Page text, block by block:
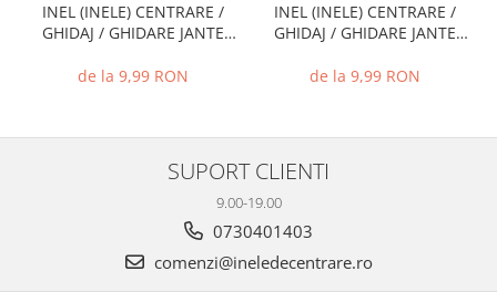
INEL (INELE) CENTRARE /
GHIDAJ / GHIDARE JANTE
de la 9,99 RON
INEL (INELE) CENTRARE /
GHIDAJ / GHIDARE JANTE
de la 9,99 RON
SUPORT CLIENTI
9.00-19.00
0730401403
comenzi@ineledecentrare.ro